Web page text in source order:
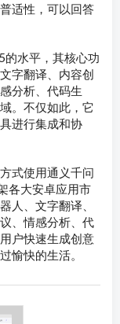
适性，可以回答
的水平，其核心功
字翻译、内容创
分析、代码生
。不仅如此，它
进行集成和协
式使用通义千问
各大安卓应用市
人、文字翻译、
、情感分析、代
户快速生成创意
愉快的生活。